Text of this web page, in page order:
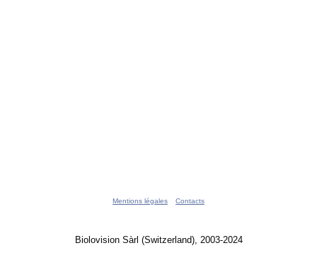
Mentions légales Contacts
Biolovision Sàrl (Switzerland), 2003-2024